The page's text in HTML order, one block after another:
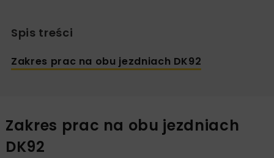
Spis treści
Zakres prac na obu jezdniach DK92
Zakres prac na obu jezdniach
DK92